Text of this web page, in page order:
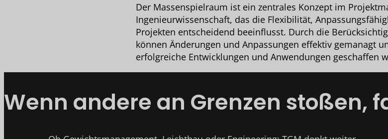
Der Massenspielraum ist ein zentrales Konzept im
Ingenieurwissenschaft, das die Flexibilität,
Projekten entscheidend beeinflusst. Durch die
können Änderungen und Anpassungen effektiv gemanagt
erfolgreiche Entwicklungen und Anwendungen geschaffen
Wenn andere an Grenzen stoßen,